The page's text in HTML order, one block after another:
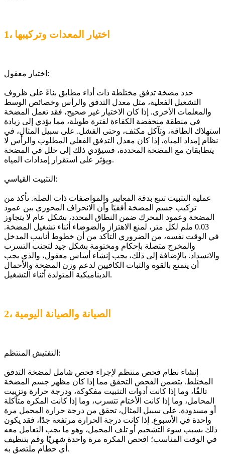
1، اختيار المعدات وتركيبها
اختيار معقول:
حدد مضخة تدفق مختلطة ذات أداء مطابق بناءً على ظروف
التشغيل الفعلية، مثل معدل التدفق والرأس وخصائص الوسط
والمعلمات الأخرى. إذا كان الاختيار غير صحيح، فقد تعمل المضخة
في منطقة منخفضة الكفاءة لفترة طويلة، مما يؤدي إلى زيادة
استهلاك الطاقة، وتآكل مكثف، وحتى الفشل. على سبيل المثال، في
نظام إمداد المياه، إذا كان معدل التدفق الفعلي المطلوب والرأس لا
يتطابقان مع المضخة المحددة، فسيؤدي ذلك إلى خلل في المضخة
ويؤثر على استقرار إمدادات المياه.
التثبيت القياسي:
عملية التثبيت تتبع بدقة المعايير والمواصفات ذات الصلة. تأكد من
تركيب جسم المضخة أفقيًا وأن الانحراف المحوري بين عمود
المضخة وعمود المحرك ضمن النطاق المحدد، بشكل عام لا يتجاوز
0.03 ملم لكل متر، لمنع الاهتزاز والضوضاء أثناء تشغيل المضخة.
في الوقت نفسه، من الضروري التأكد من أن خطوط أنابيب المدخل
والمخرج متصلة بإحكام ومختومة بشكل جيد لتجنب التسرب
والانسداد. بالإضافة إلى ذلك، يجب إنشاء أساس معقول، والذي يجب
أن يتمتع بالقوة والثبات الكافيين لدعم وزن المضخة والأحمال
الديناميكية المتولدة أثناء التشغيل.
2، الصيانة والصيانة اليومية
التفتيش المنتظم:
إنشاء نظام فحص منتظم لإجراء فحص شامل لمضخة التدفق
المختلط. يتضمن الفحص التحقق مما إذا كان مظهر جسم المضخة
تالفًا، وما إذا كانت أدوات التثبيت مفكوكة، ودرجة حرارة وتزييت
المحامل، وما إذا كانت الأختام تتسرب، وما إذا كانت المكره متآكلة
أو مسدودة. على سبيل المثال، تحقق من درجة حرارة المحمل مرة
واحدة في الأسبوع. إذا كانت درجة الحرارة مرتفعة جدًا، فقد يكون
ذلك بسبب سوء التشحيم أو تلف المحمل، وهو ما يجب التعامل معه
في الوقت المناسب؛ افحص المكره مرة واحدة شهريًا وقم بتنظيف
أي حطام ملتصق به.